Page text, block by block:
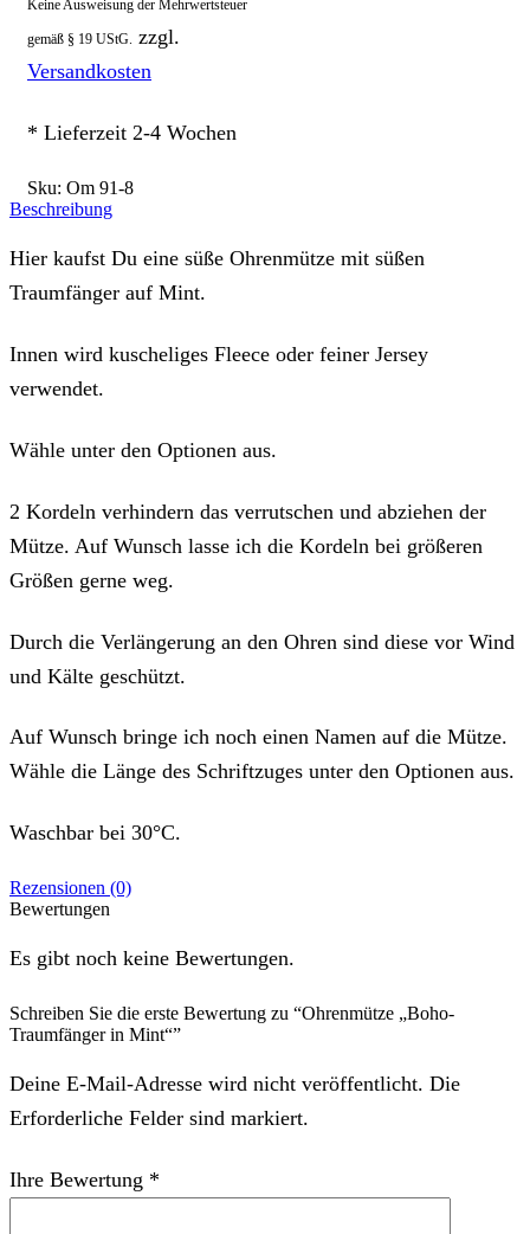
Keine Ausweisung der Mehrwertsteuer
gemäß § 19 UStG. zzgl.
Versandkosten
* Lieferzeit 2-4 Wochen
Sku: Om 91-8
Beschreibung
Hier kaufst Du eine süße Ohrenmütze mit süßen
Traumfänger auf Mint.
Innen wird kuscheliges Fleece oder feiner Jersey
verwendet.
Wähle unter den Optionen aus.
2 Kordeln verhindern das verrutschen und abziehen der
Mütze. Auf Wunsch lasse ich die Kordeln bei größeren
Größen gerne weg.
Durch die Verlängerung an den Ohren sind diese vor Wind
und Kälte geschützt.
Auf Wunsch bringe ich noch einen Namen auf die Mütze.
Wähle die Länge des Schriftzuges unter den Optionen aus.
Waschbar bei 30°C.
Rezensionen (0)
Bewertungen
Es gibt noch keine Bewertungen.
Schreiben Sie die erste Bewertung zu “Ohrenmütze „Boho-
Traumfänger in Mint“”
Deine E-Mail-Adresse wird nicht veröffentlicht. Die
Erforderliche Felder sind markiert.
Ihre Bewertung *